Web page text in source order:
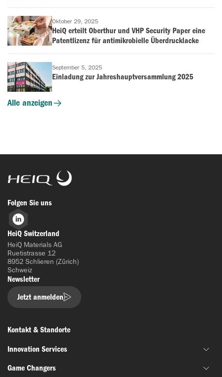
Oktober 29, 2025
HeiQ erteilt Oberthur und VHP Security Paper eine
Patentlizenz für antimikrobielle Überdrucklacke
September 5, 2025
Einladung zur Jahreshauptversammlung 2025
Alle anzeigen
HeiQ
Folgen Sie uns
LinkedIn
HeiQ Switzerland
HeiQ Materials AG
Ruetistrasse 12
8952 Schlieren (Zürich)
Schweiz
Newsletter
Jetzt anmelden
Kontakt & Standorte
Innovation Services
Gemeinsame Materialentwicklung
Game Changers